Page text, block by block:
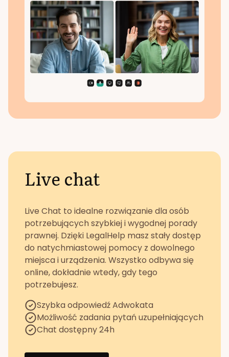
Live chat
Live Chat to idealne rozwiązanie dla osób
potrzebujących szybkiej i wygodnej porady
prawnej. Dzięki LegalHelp masz stały dostęp
do natychmiastowej pomocy z dowolnego
miejsca i urządzenia. Wszystko odbywa się
online, dokładnie wtedy, gdy tego
potrzebujesz.
Szybka odpowiedź Adwokata
Możliwość zadania pytań uzupełniających
Chat dostępny 24h